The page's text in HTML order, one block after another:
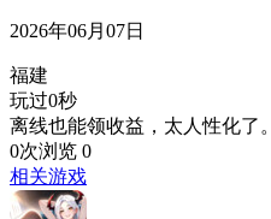
2026年06月07日
福建
玩过0秒
离线也能领收益，太人性化了。
0次浏览 0
相关游戏